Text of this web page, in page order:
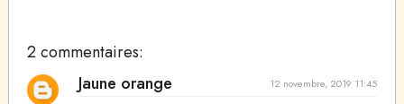
2 commentaires:
Jaune orange
12 novembre, 2019 11:45